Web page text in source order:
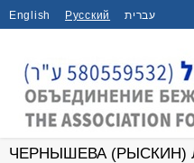
English Русский עברית
Главная / Интервью /
ЧЕРНЫШЕВА (РЫСКИН)